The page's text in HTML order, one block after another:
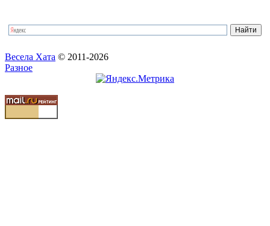
Весела Хата © 2011-2026
Разное